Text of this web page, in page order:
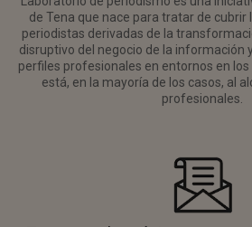
de Tena que nace para tratar de cubrir
periodistas derivadas de la
disruptivo del negocio de la información
perfiles profesionales en entornos en
está, en la mayoría de los casos, al
profesionales.